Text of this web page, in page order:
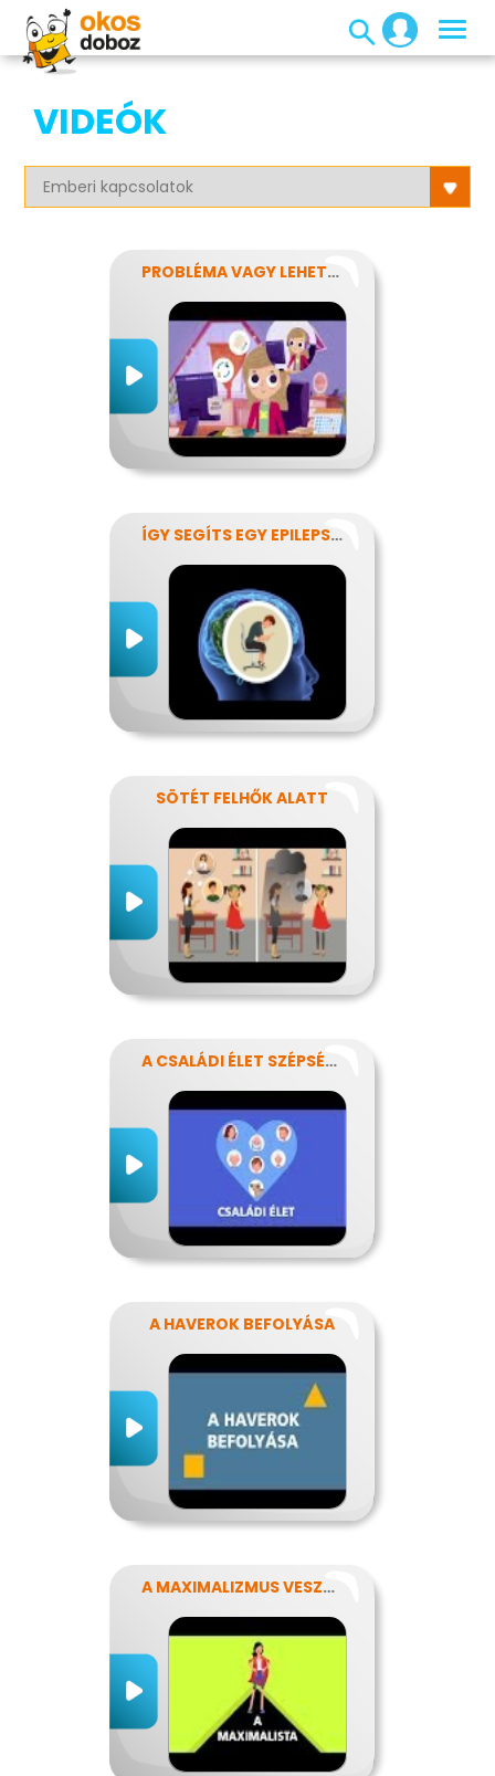
VIDEÓK
PROBLÉMA VAGY LEHETŐSÉG?
ÍGY SEGÍTS EGY EPILEPSZIÁSNAK
SÖTÉT FELHŐK ALATT
A CSALÁDI ÉLET SZÉPSÉGEI ÉS NEHÉZSÉGEI
A HAVEROK BEFOLYÁSA
A MAXIMALIZMUS VESZÉLYEI